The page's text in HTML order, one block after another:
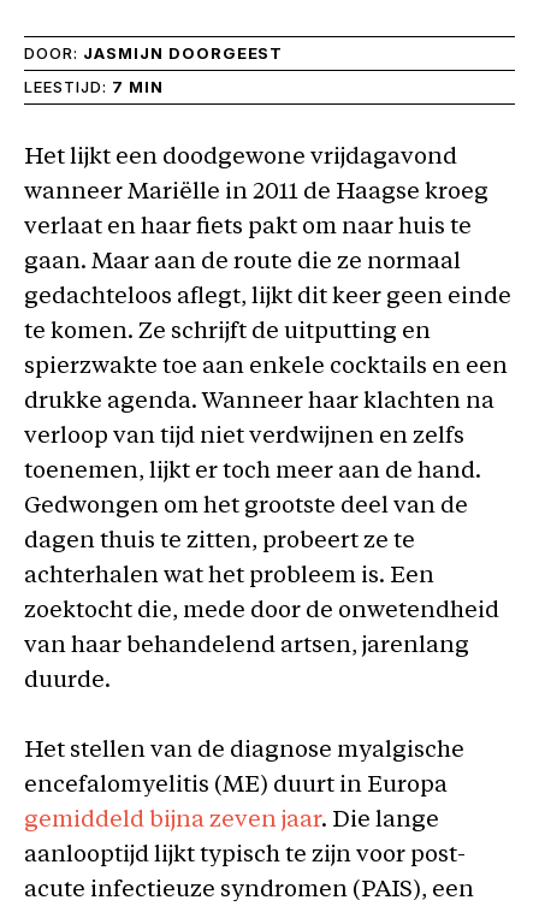
DOOR: JASMIJN DOORGEEST
LEESTIJD: 7 MIN
Het lijkt een doodgewone vrijdagavond
wanneer Mariëlle in 2011 de Haagse kroeg
verlaat en haar fiets pakt om naar huis te
gaan. Maar aan de route die ze normaal
gedachteloos aflegt, lijkt dit keer geen einde
te komen. Ze schrijft de uitputting en
spierzwakte toe aan enkele cocktails en een
drukke agenda. Wanneer haar klachten na
verloop van tijd niet verdwijnen en zelfs
toenemen, lijkt er toch meer aan de hand.
Gedwongen om het grootste deel van de
dagen thuis te zitten, probeert ze te
achterhalen wat het probleem is. Een
zoektocht die, mede door de onwetendheid
van haar behandelend artsen, jarenlang
duurde.
Het stellen van de diagnose myalgische
encefalomyelitis (ME) duurt in Europa
gemiddeld bijna zeven jaar. Die lange
aanlooptijd lijkt typisch te zijn voor post-
acute infectieuze syndromen (PAIS), een